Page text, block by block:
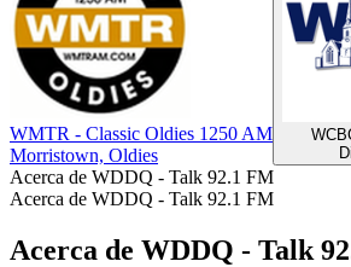
WMTR - Classic Oldies 1250 AM
Morristown, Oldies
Acerca de WDDQ - Talk 92.1 FM
Acerca de WDDQ - Talk 92.1 FM
Acerca de WDDQ - Talk